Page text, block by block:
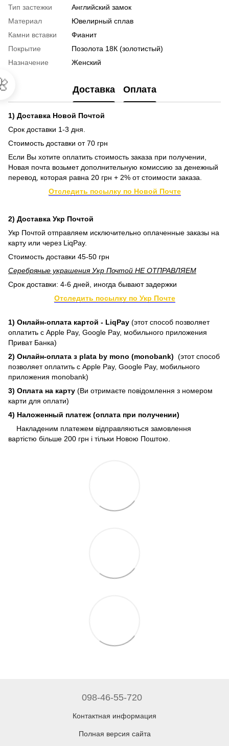
Тип застежки
Английский замок
Материал
Ювелирный сплав
Камни вставки
Фианит
Покрытие
Позолота 18К (золотистый)
Назначение
Женский
Доставка Оплата
1) Доставка Новой Почтой
Срок доставки 1-3 дня.
Стоимость доставки от 70 грн
Если Вы хотите оплатить стоимость заказа при получении,
Новая почта возьмет дополнительную комиссию за денежный
перевод, которая равна 20 грн + 2% от стоимости заказа.
Отследить посылку по Новой Почте
2) Доставка Укр Почтой
Укр Почтой отправляем исключительно оплаченные заказы на
карту или через LiqPay.
Стоимость доставки 45-50 грн
Серебряные украшения Укр Почтой НЕ ОТПРАВЛЯЕМ
Срок доставки: 4-6 дней, иногда бывают задержки
Отследить посылку по Укр Почте
1) Онлайн-оплата картой - LiqPay (этот способ позволяет
оплатить с Apple Pay, Google Pay, мобильного приложения
Приват Банка)
2) Онлайн-оплата з plata by mono (monobank) (этот способ
позволяет оплатить с Apple Pay, Google Pay, мобильного
приложения monobank)
3) Оплата на карту (Ви отримаєте повідомлення з номером
карти для оплати)
4) Наложенный платеж (оплата при получении)
Накладеним платежем відправляються замовлення
вартістю більше 200 грн і тільки Новою Поштою.
098-46-55-720
Контактная информация
Полная версия сайта